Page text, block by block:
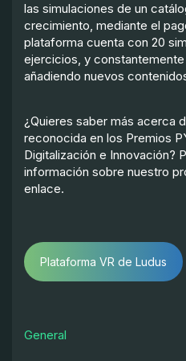
las simulaciones de un
crecimiento, mediante el
plataforma cuenta con 20
ejercicios, y
añadiendo nuevos
¿Quieres saber más acerca
reconocida en los Premios
Digitalización e Innovación?
información sobre nuestro
enlace.
Plataforma VR de Ludus
General